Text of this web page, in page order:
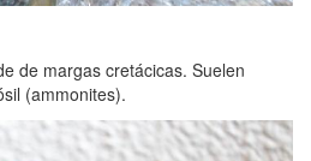
de margas cretácicas. Suelen
(ammonites).